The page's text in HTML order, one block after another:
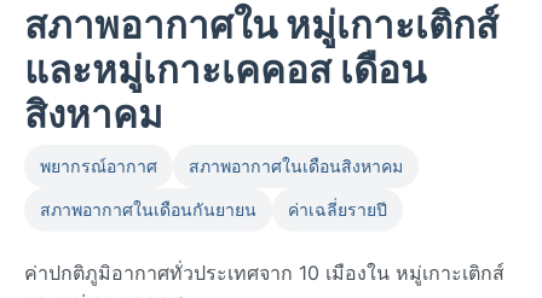
สภาพอากาศใน หมู่เกาะเติกส์
และหมู่เกาะเคคอส เดือน
สิงหาคม
พยากรณ์อากาศ สภาพอากาศในเดือนสิงหาคม
สภาพอากาศในเดือนกันยายน ค่าเฉลี่ยรายปี
ค่าปกติภูมิอากาศทั่วประเทศจาก 10 เมืองใน หมู่เกาะเติกส์